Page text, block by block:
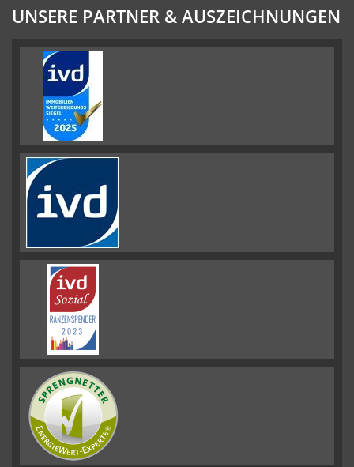
UNSERE PARTNER & AUSZEICHNUNGEN